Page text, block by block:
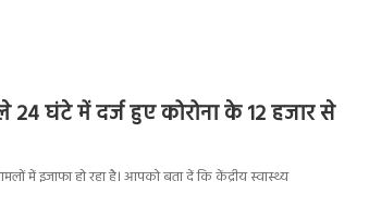
घंटे में दर्ज हुए कोरोना के 12 हजार से
में इजाफा हो रहा है। आपको बता दें कि केंद्रीय स्वास्थ्य